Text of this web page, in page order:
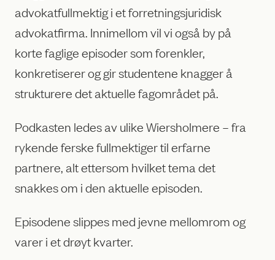
advokatfullmektig i et forretningsjuridisk
advokatfirma. Innimellom vil vi også by på
korte faglige episoder som forenkler,
konkretiserer og gir studentene knagger å
strukturere det aktuelle fagområdet på.
Podkasten ledes av ulike Wiersholmere – fra
rykende ferske fullmektiger til erfarne
partnere, alt ettersom hvilket tema det
snakkes om i den aktuelle episoden.
Episodene slippes med jevne mellomrom og
varer i et drøyt kvarter.